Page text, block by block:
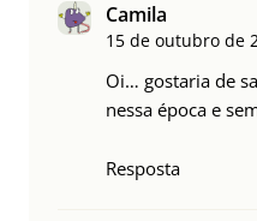
Camila
15 de outubro de
Oi… gostaria de
nessa época e
Resposta